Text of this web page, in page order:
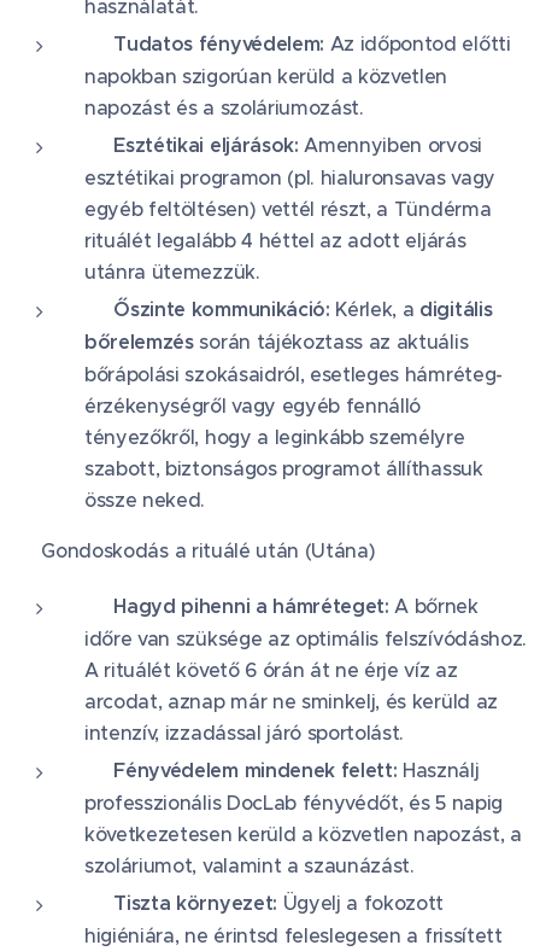
használatát.
☀️ Tudatos fényvédelem: Az időpontod előtti
napokban szigorúan kerüld a közvetlen
napozást és a szoláriumozást.
💉 Esztétikai eljárások: Amennyiben orvosi
esztétikai programon (pl. hialuronsavas vagy
egyéb feltöltésen) vettél részt, a Tündérma
rituálét legalább 4 héttel az adott eljárás
utánra ütemezzük.
💬 Őszinte kommunikáció: Kérlek, a digitális
bőrelemzéssorán tájékoztass az aktuális
bőrápolási szokásaidról, esetleges hámréteg-
érzékenységről vagy egyéb fennálló
tényezőkről, hogy a leginkább személyre
szabott, biztonságos programot állíthassuk
össze neked.
🌿 Gondoskodás a rituálé után (Utána)
🧘‍♀️ Hagyd pihenni a hámréteget: A bőrnek
időre van szüksége az optimális felszívódáshoz.
A rituálét követő 6 órán át ne érje víz az
arcodat, aznap már ne sminkelj, és kerüld az
intenzív, izzadással járó sportolást.
🧴 Fényvédelem mindenek felett: Használj
professzionális DocLab fényvédőt, és 5 napig
következetesen kerüld a közvetlen napozást, a
szoláriumot, valamint a szaunázást.
🧼 Tiszta környezet: Ügyelj a fokozott
higiéniára, ne érintsd feleslegesen a frissített